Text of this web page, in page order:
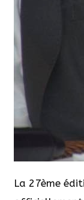
La 27ème